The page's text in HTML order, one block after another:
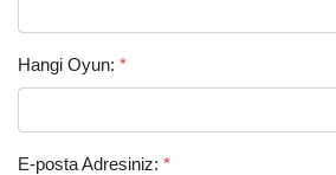
Hangi Oyun: *
E-posta Adresiniz: *